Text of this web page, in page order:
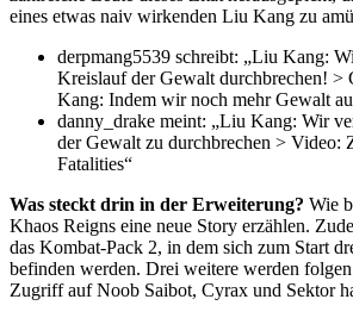
eines etwas naiv wirkenden Liu Kang zu
derpmang5539 schreibt: „Liu Kang:
Kreislauf der Gewalt durchbrechen! >
Kang: Indem wir noch mehr Gewalt
danny_drake meint: „Liu Kang: Wir
der Gewalt zu durchbrechen > Video:
Fatalities“
Was steckt drin in der Erweiterung? Wie
Khaos Reigns eine neue Story erzählen.
das Kombat-Pack 2, in dem sich zum Start
befinden werden. Drei weitere werden
Zugriff auf Noob Saibot, Cyrax und Sektor